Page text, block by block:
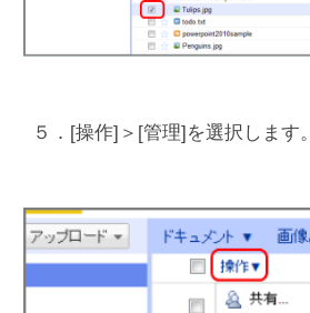
５．[操作]＞[管理]を選択します。